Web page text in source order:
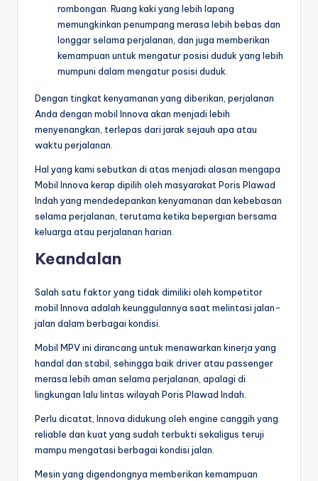
rombongan. Ruang kaki yang lebih lapang
memungkinkan penumpang merasa lebih bebas dan
longgar selama perjalanan, dan juga memberikan
kemampuan untuk mengatur posisi duduk yang lebih
mumpuni dalam mengatur posisi duduk.
Dengan tingkat kenyamanan yang diberikan, perjalanan
Anda dengan mobil Innova akan menjadi lebih
menyenangkan, terlepas dari jarak sejauh apa atau
waktu perjalanan.
Hal yang kami sebutkan di atas menjadi alasan mengapa
Mobil Innova kerap dipilih oleh masyarakat Poris Plawad
Indah yang mendedepankan kenyamanan dan kebebasan
selama perjalanan, terutama ketika bepergian bersama
keluarga atau perjalanan harian.
Keandalan
Salah satu faktor yang tidak dimiliki oleh kompetitor
mobil Innova adalah keunggulannya saat melintasi jalan-
jalan dalam berbagai kondisi.
Mobil MPV ini dirancang untuk menawarkan kinerja yang
handal dan stabil, sehingga baik driver atau passenger
merasa lebih aman selama perjalanan, apalagi di
lingkungan lalu lintas wilayah Poris Plawad Indah.
Perlu dicatat, Innova didukung oleh engine canggih yang
reliable dan kuat yang sudah terbukti sekaligus teruji
mampu mengatasi berbagai kondisi jalan.
Mesin yang digendongnya memberikan kemampuan